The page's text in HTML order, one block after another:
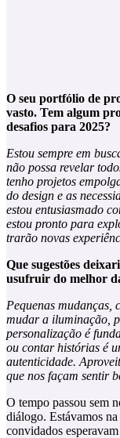
O seu portfólio de
vasto. Tem algum
desafios para 2025?
Estou sempre em
não possa revelar
tenho projetos
do design e as
estou entusiasmado
estou pronto para
trarão novas
Que sugestões
usufruir do melhor
Pequenas mudanças,
mudar a iluminação,
personalização é
ou contar histórias é
autenticidade.
que nos façam sentir
O tempo passou sem
diálogo. Estávamos
convidados